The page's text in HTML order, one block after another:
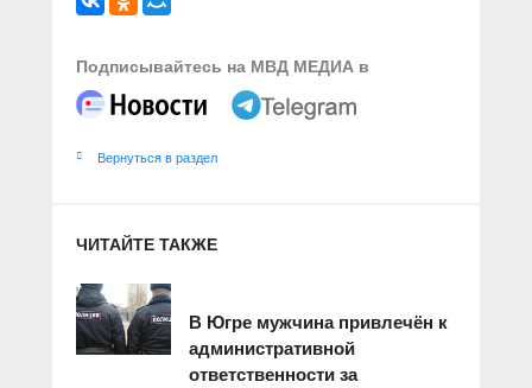
Подписывайтесь на МВД МЕДИА в
Вернуться в раздел
ЧИТАЙТЕ ТАКЖЕ
В Югре мужчина привлечён к
административной
ответственности за